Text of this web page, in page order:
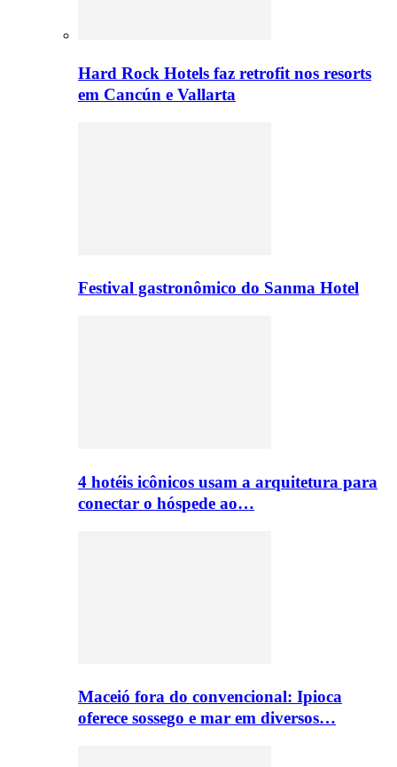
Hard Rock Hotels faz retrofit nos resorts
em Cancún e Vallarta
Festival gastronômico do Sanma Hotel
4 hotéis icônicos usam a arquitetura para
conectar o hóspede ao…
Maceió fora do convencional: Ipioca
oferece sossego e mar em diversos…